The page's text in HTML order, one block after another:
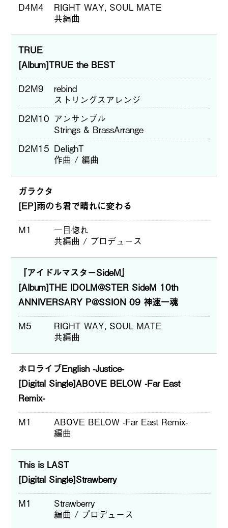
D4M4
RIGHT WAY, SOUL MATE
共編曲
TRUE
[Album]TRUE the BEST
D2M9
rebind
ストリングスアレンジ
D2M10 アンサンブル
Strings & BrassArrange
D2M15 DelighT
作曲 / 編曲
ガラクタ
[EP]雨のち君で晴れに変わる
M1
一目惚れ
共編曲 / プロデュース
『アイドルマスターSideM』
[Album]THE IDOLM@STER SideM 10th
ANNIVERSARY P@SSION 09 神速一魂
M5
RIGHT WAY, SOUL MATE
共編曲
ホロライブEnglish -Justice-
[Digital Single]ABOVE BELOW -Far East
Remix-
M1
ABOVE BELOW -Far East Remix-
編曲
This is LAST
[Digital Single]Strawberry
M1
Strawberry
編曲 / プロデュース